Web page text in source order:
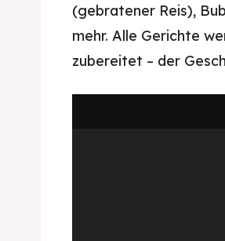
(gebratener Reis),
mehr. Alle Gerichte
zubereitet – der